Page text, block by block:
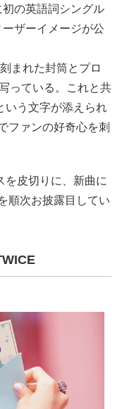
の英語詞シングル
ーザーイメージが公
まれた封筒とプロ
っている。これと共
いう文字が添えられ
ファンの好奇心を刺
を皮切りに、新曲に
順次お披露目してい